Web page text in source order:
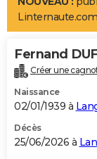
Art de vivre
Bien-être
Loisirs
Mode
Modes de vie
Alimentation
Guide de la santé
Maladies
Médicaments
Sommeil
VOYAGE
Destinations
City break
Voyage nature
Voyage de noces
Forum
Climat
+PHOTO
GUIDES D'ACHAT
BONS PLANS
Linternaute.com
Fernand
Créer une
Naissance
02/01/1939 à
Décès
25/06/2026 à